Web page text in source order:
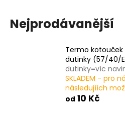
Nejprodávanější
Termo kotouček
dutinky (57/40/
dutinky=víc
SKLADEM - pro
následujíích
od 10 Kč